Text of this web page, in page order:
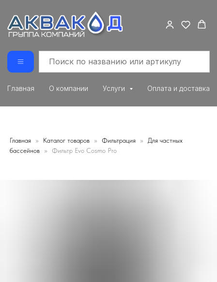
Главная О компании Услуги Оплата и доставка
Главная Каталог товаров Фильтрация
Для частных
бассейнов
Фильтр Evo Cosmo Pro